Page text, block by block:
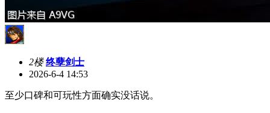
2楼 终孽剑士
2026-6-4 14:53
至少口碑和可玩性方面确实没话说。